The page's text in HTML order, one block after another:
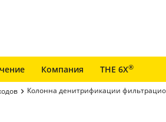
Компания THE 6X®
Колонна денитрификации